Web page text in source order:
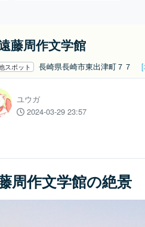
藤周作文学館
スポット 長崎県長崎市東出津町７７
ユウガ
2024-03-29 23:57
周作文学館の絶景